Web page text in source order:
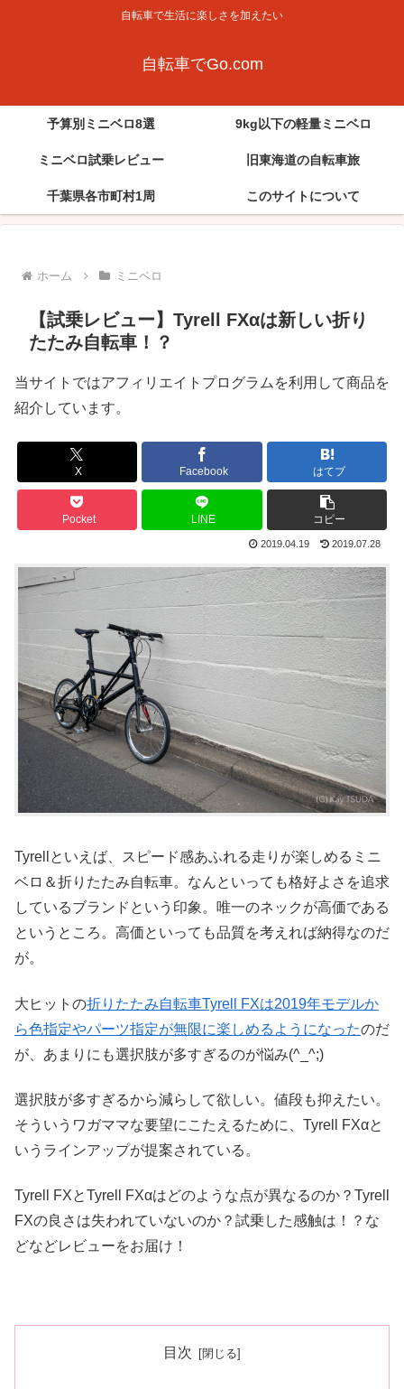
自転車で生活に楽しさを加えたい
自転車でGo.com
予算別ミニベロ8選 9kg以下の軽量ミニベロ
ミニベロ試乗レビュー 旧東海道の自転車旅
千葉県各市町村1周 このサイトについて
ホーム ミニベロ
【試乗レビュー】Tyrell FXαは新しい折り
たたみ自転車！？
当サイトではアフィリエイトプログラムを利用して商品を
紹介しています。
X Facebook はてブ
Pocket LINE コピー
2019.04.19 2019.07.28
Tyrellといえば、スピード感あふれる走りが楽しめるミニ
ベロ＆折りたたみ自転車。なんといっても格好よさを追求
しているブランドという印象。唯一のネックが高価である
というところ。高価といっても品質を考えれば納得なのだ
が。
大ヒットの折りたたみ自転車Tyrell FXは2019年モデルか
ら色指定やパーツ指定が無限に楽しめるようになったのだ
が、あまりにも選択肢が多すぎるのが悩み(^_^;)
選択肢が多すぎるから減らして欲しい。値段も抑えたい。
そういうワガママな要望にこたえるために、Tyrell FXαと
いうラインアップが提案されている。
Tyrell FXとTyrell FXαはどのような点が異なるのか？Tyrell
FXの良さは失われていないのか？試乗した感触は！？な
どなどレビューをお届け！
目次